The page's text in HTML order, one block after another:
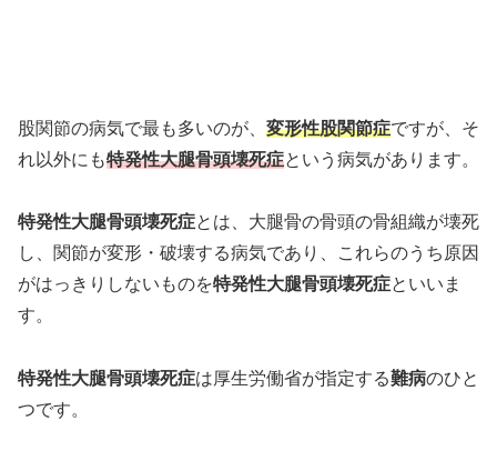
股関節の病気で最も多いのが、 変形性股関節症ですが、そ
れ以外にも特発性大腿骨頭壊死症という病気があります。
特発性大腿骨頭壊死症とは、大腿骨の骨頭の骨組織が壊死
し、関節が変形・破壊する病気であり、これらのうち原因
がはっきりしないものを特発性大腿骨頭壊死症といいま
す。
特発性大腿骨頭壊死症は厚生労働省が指定する難病のひと
つです。